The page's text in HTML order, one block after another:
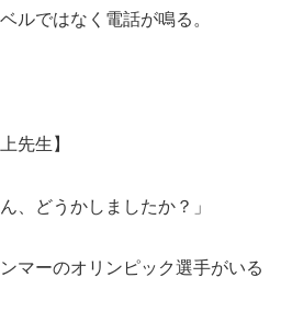
ルではなく電話が鳴る。
先生】
、どうかしましたか？」
マーのオリンピック選手がいる